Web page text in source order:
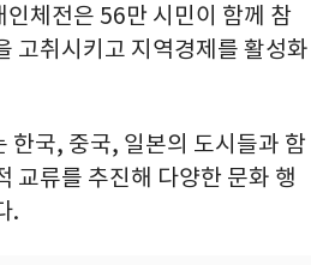
체전은 56만 시민이 함께 참
고취시키고 지역경제를 활성화
한국, 중국, 일본의 도시들과 함
교류를 추진해 다양한 문화 행
.